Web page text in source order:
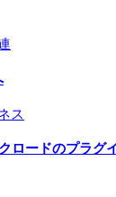
ス
ロードのプラグ